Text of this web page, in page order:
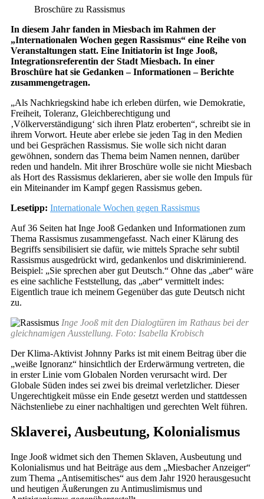
Broschüre zu Rassismus
In diesem Jahr fanden in Miesbach im Rahmen der
„Internationalen Wochen gegen Rassismus“ eine Reihe von
Veranstaltungen statt. Eine Initiatorin ist Inge Jooß,
Integrationsreferentin der Stadt Miesbach. In einer
Broschüre hat sie Gedanken – Informationen – Berichte
zusammengetragen.
„Als Nachkriegskind habe ich erleben dürfen, wie Demokratie,
Freiheit, Toleranz, Gleichberechtigung und
‚Völkerverständigung‘ sich ihren Platz eroberten“, schreibt sie in
ihrem Vorwort. Heute aber erlebe sie jeden Tag in den Medien
und bei Gesprächen Rassismus. Sie wolle sich nicht daran
gewöhnen, sondern das Thema beim Namen nennen, darüber
reden und handeln. Mit ihrer Broschüre wolle sie nicht Miesbach
als Hort des Rassismus deklarieren, aber sie wolle den Impuls für
ein Miteinander im Kampf gegen Rassismus geben.
Lesetipp: Internationale Wochen gegen Rassismus
Auf 36 Seiten hat Inge Jooß Gedanken und Informationen zum
Thema Rassismus zusammengefasst. Nach einer Klärung des
Begriffs sensibilisiert sie dafür, wie mittels Sprache sehr subtil
Rassismus ausgedrückt wird, gedankenlos und diskriminierend.
Beispiel: „Sie sprechen aber gut Deutsch.“ Ohne das „aber“ wäre
es eine sachliche Feststellung, das „aber“ vermittelt indes:
Eigentlich traue ich meinem Gegenüber das gute Deutsch nicht
zu.
Inge Jooß mit den Dialogtüren im Rathaus bei der
gleichnamigen Ausstellung. Foto: Isabella Krobisch
Der Klima-Aktivist Johnny Parks ist mit einem Beitrag über die
„weiße Ignoranz“ hinsichtlich der Erderwärmung vertreten, die
in erster Linie vom Globalen Norden verursacht wird. Der
Globale Süden indes sei zwei bis dreimal verletzlicher. Dieser
Ungerechtigkeit müsse ein Ende gesetzt werden und stattdessen
Nächstenliebe zu einer nachhaltigen und gerechten Welt führen.
Sklaverei, Ausbeutung, Kolonialismus
Inge Jooß widmet sich den Themen Sklaven, Ausbeutung und
Kolonialismus und hat Beiträge aus dem „Miesbacher Anzeiger“
zum Thema „Antisemitisches“ aus dem Jahr 1920 herausgesucht
und heutigen Äußerungen zu Antimuslimismus und